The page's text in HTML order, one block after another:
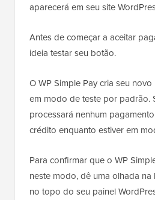
aparecerá em seu site
Antes de começar a aceitar
ideia testar seu botão.
O WP Simple Pay cria seu
em modo de teste por padrão.
processará nenhum
crédito enquanto estiver em
Para confirmar que o WP
neste modo, dê uma olhada
no topo do seu painel